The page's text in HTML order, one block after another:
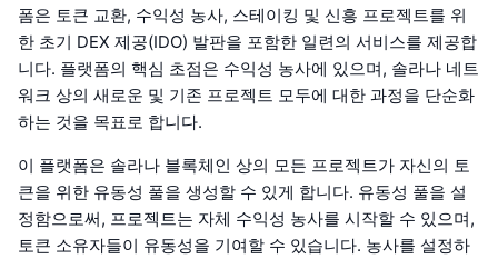
폼은 토큰 교환, 수익성 농사, 스테이킹 및 신흥 프로젝트를 위
한 초기 DEX 제공(IDO) 발판을 포함한 일련의 서비스를 제공합
니다. 플랫폼의 핵심 초점은 수익성 농사에 있으며, 솔라나 네트
워크 상의 새로운 및 기존 프로젝트 모두에 대한 과정을 단순화
하는 것을 목표로 합니다.
이 플랫폼은 솔라나 블록체인 상의 모든 프로젝트가 자신의 토
큰을 위한 유동성 풀을 생성할 수 있게 합니다. 유동성 풀을 설
정함으로써, 프로젝트는 자체 수익성 농사를 시작할 수 있으며,
토큰 소유자들이 유동성을 기여할 수 있습니다. 농사를 설정하